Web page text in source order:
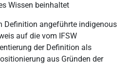
Wissen beinhaltet
Definition angeführte indigenous
auf die vom IFSW
der Definition als
aus Gründen der